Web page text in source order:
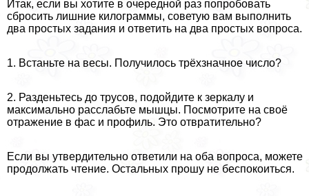
Итак, если вы хотите в очередной раз попробовать
сбросить лишние килограммы, советую вам выполнить
два простых задания и ответить на два простых вопроса.
1. Встаньте на весы. Получилось трёхзначное число?
2. Разденьтесь до трусов, подойдите к зеркалу и
максимально расслабьте мышцы. Посмотрите на своё
отражение в фас и профиль. Это отвратительно?
Если вы утвердительно ответили на оба вопроса, можете
продолжать чтение. Остальных прошу не беспокоиться.